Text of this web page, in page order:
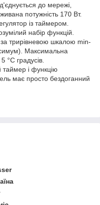
до мережі,
потужність 170 Вт.
із таймером.
набір функцій.
за трирівневою шкалою min-
Максимальна
°C градусів.
і функцію
має просто бездоганний